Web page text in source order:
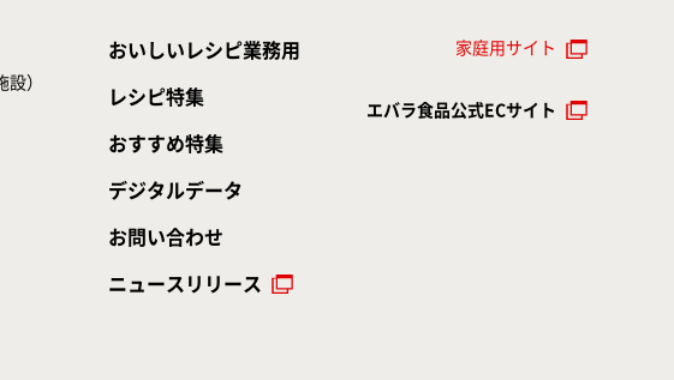
）
おいしいレシピ業務用
レシピ特集
おすすめ特集
デジタルデータ
お問い合わせ
ニュースリリース
家庭用サイト
エバラ食品公式ECサイト